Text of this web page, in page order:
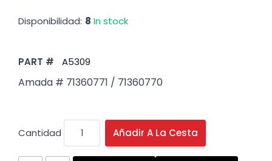
Disponibilidad: 8 In stock
PART # A5309
Amada # 71360771 / 71360770
Cantidad Añadir A La Cesta